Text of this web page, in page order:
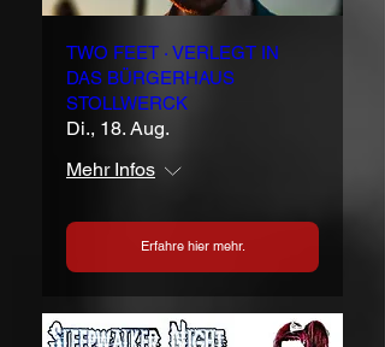
TWO FEET · VERLEGT IN
DAS BÜRGERHAUS
STOLLWERCK
Di., 18. Aug.
Mehr Infos
Erfahre hier mehr.